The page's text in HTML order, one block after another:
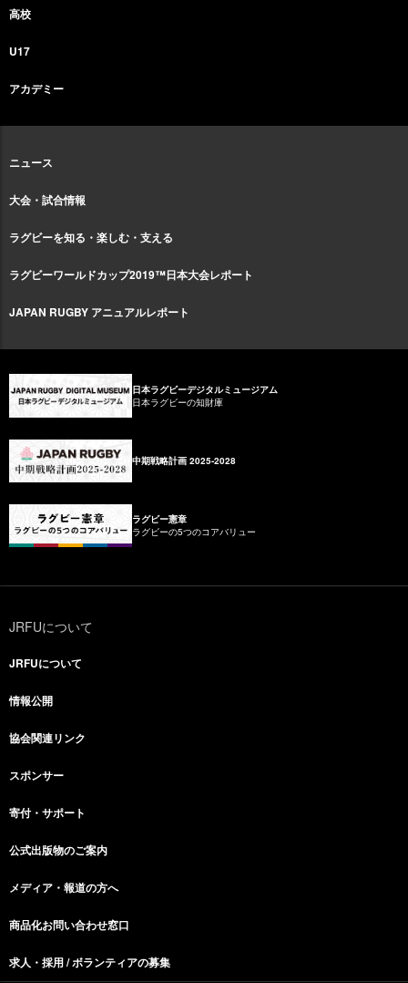
高校
U17
アカデミー
ニュース
大会・試合情報
ラグビーを知る・楽しむ・支える
ラグビーワールドカップ2019™日本大会レポート
JAPAN RUGBY アニュアルレポート
日本ラグビーデジタルミュージアム
日本ラグビーの知財庫
中期戦略計画 2025-2028
ラグビー憲章
ラグビーの5つのコアバリュー
JRFUについて
JRFUについて
情報公開
協会関連リンク
スポンサー
寄付・サポート
公式出版物のご案内
メディア・報道の方へ
商品化お問い合わせ窓口
求人・採用 / ボランティアの募集